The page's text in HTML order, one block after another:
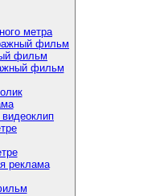
метра
фильм
фильм
фильм
реклама